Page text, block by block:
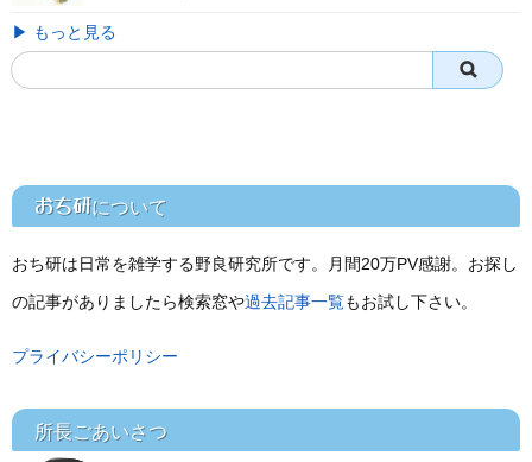
▶ もっと見る
おち研について
おち研は日常を雑学する野良研究所です。月間20万PV感謝。お探し
の記事がありましたら検索窓や過去記事一覧もお試し下さい。
プライバシーポリシー
所長ごあいさつ